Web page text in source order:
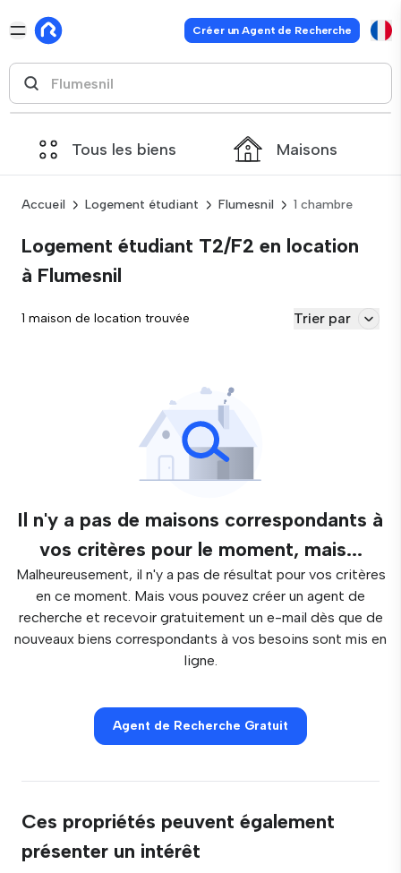
Créer un Agent de Recherche
Tous les biens Maisons
Accueil Logement étudiant Flumesnil 1 chambre
Logement étudiant T2/F2 en location
à Flumesnil
1 maison de location trouvée Trier par
Il n'y a pas de maisons correspondants à
vos critères pour le moment, mais...
Malheureusement, il n'y a pas de résultat pour vos critères
en ce moment. Mais vous pouvez créer un agent de
recherche et recevoir gratuitement un e-mail dès que de
nouveaux biens correspondants à vos besoins sont mis en
ligne.
Agent de Recherche Gratuit
Ces propriétés peuvent également
présenter un intérêt